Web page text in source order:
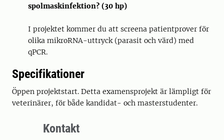
spolmaskinfektion? (30 hp)
I projektet kommer du att screena patientprover för
olika mikroRNA-uttryck (parasit och värd) med
qPCR.
Specifikationer
Öppen projektstart. Detta examensprojekt är lämpligt för
veterinärer, för både kandidat- och masterstudenter.
Kontakt